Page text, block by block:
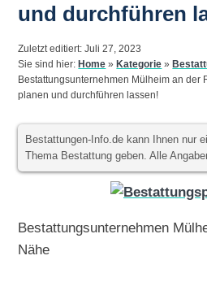
und durchführen
Zuletzt editiert: Juli 27, 2023
Sie sind hier: Home » Kategorie »
Bestattungsunternehmen Mülheim an der
planen und durchführen lassen!
Bestattungen-Info.de kann Ihnen nur
Thema Bestattung geben. Alle
Bestattungsunternehmen
Nähe